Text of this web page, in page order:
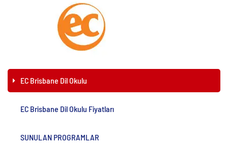
EC Brisbane Dil Okulu
EC Brisbane Dil Okulu Fiyatları
SUNULAN PROGRAMLAR